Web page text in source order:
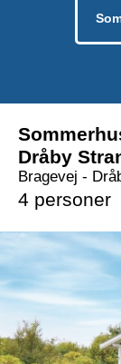
Dråby
Bragevej -
4 personer